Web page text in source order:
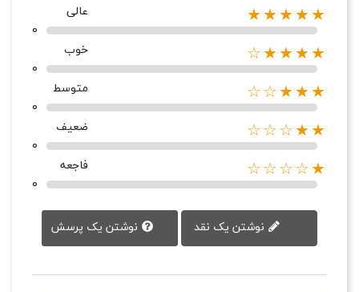
★★★★★
عالی
0
★★★★☆
خوب
0
★★★☆☆
متوسط
0
★★☆☆☆
ضعیف
0
★☆☆☆☆
فاجعه
0
نوشتن یک پرسش